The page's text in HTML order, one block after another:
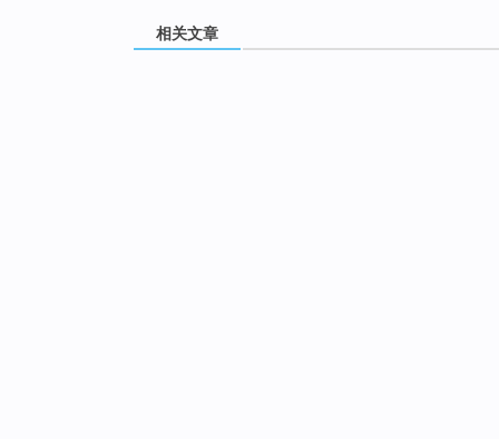
相关文章